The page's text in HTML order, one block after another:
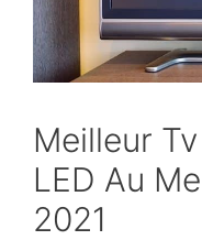
Meilleur
LED Au
2021